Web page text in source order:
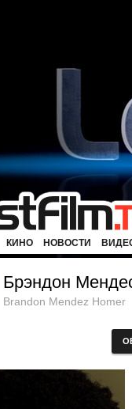
КИНО НОВОСТИ
Брэндон
Brandon Mendez Homer